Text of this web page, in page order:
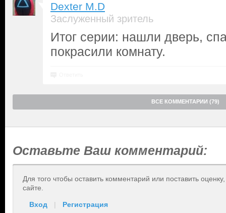
Dexter M.D
Заслуженный зритель
Итог серии: нашли дверь,
покрасили комнату.
ВСЕ КОММЕНТАРИИ (79)
Оставьте Ваш комментарий:
Для того чтобы оставить комментарий или поставить
сайте.
Вход | Регистрация